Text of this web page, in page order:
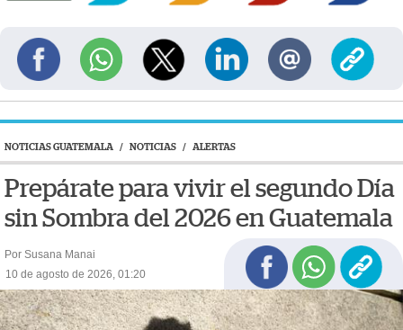
NOTICIAS GUATEMALA / NOTICIAS / ALERTAS
Prepárate para vivir el segundo Día
sin Sombra del 2026 en Guatemala
Por Susana Manai
10 de agosto de 2026, 01:20